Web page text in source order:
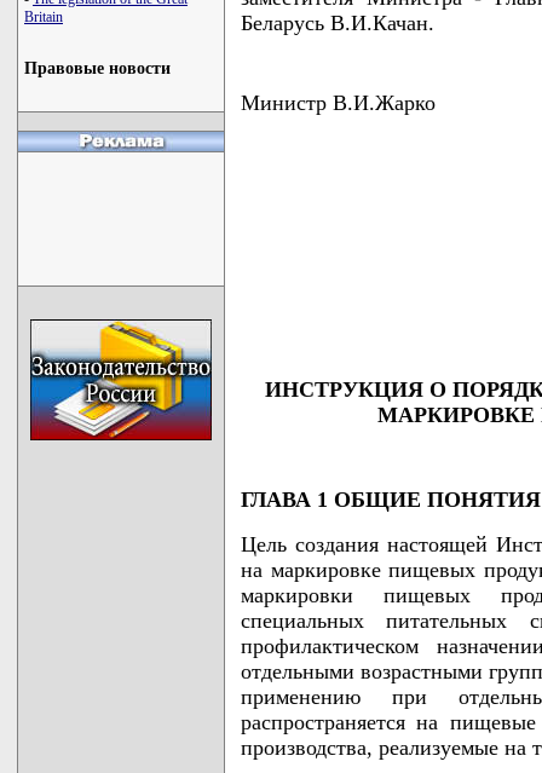
Britain
Правовые новости
Беларусь В.И.Качан.
Министр В.И.Жарко
ИНСТРУКЦИЯ О
ГЛАВА 1 ОБЩИЕ ПОНЯТИЯ
Цель создания настоящей
на маркировке пищевых
маркировки пищевых
специальных питательных
профилактическом
отдельными возрастными
применению при
распространяется на
производства, реализуемые на